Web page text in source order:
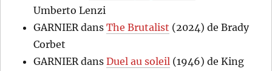
Umberto Lenzi
GARNIER dansThe Brutalist (2024) de Brady
Corbet
GARNIER dansDuel au soleil (1946) de King